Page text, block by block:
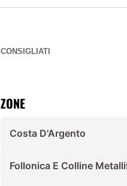
CONSIGLIATI
ZONE
Costa D'Argento
Follonica E Colline